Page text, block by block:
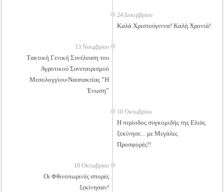
24 Δεκεμβρίου
Καλά Χριστούγεννα! Καλή Χρονιά!
13 Νοεμβρίου
Tακτική Γενική Συνέλευση του
Αγροτικού Συνεταιρισμού
Μεσολογγίου-Ναυπακτίας ”Η
Ένωση”
10 Οκτωβρίου
Η περίοδος συγκομιδής της Ελιάς
ξεκίνησε…με Μεγάλες
Προσφορές!!
10 Οκτωβρίου
Οι Φθινοπωρινές σπορές
ξεκίνησαν!